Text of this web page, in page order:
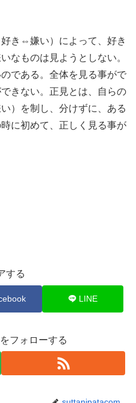
き⇔嫌い）によって、好き
なものは見ようとしない。
である。全体を見る事がで
きない。正見とは、自らの
）を制し、分けずに、ある
に初めて、正しく見る事が
する
LINE
フォローする